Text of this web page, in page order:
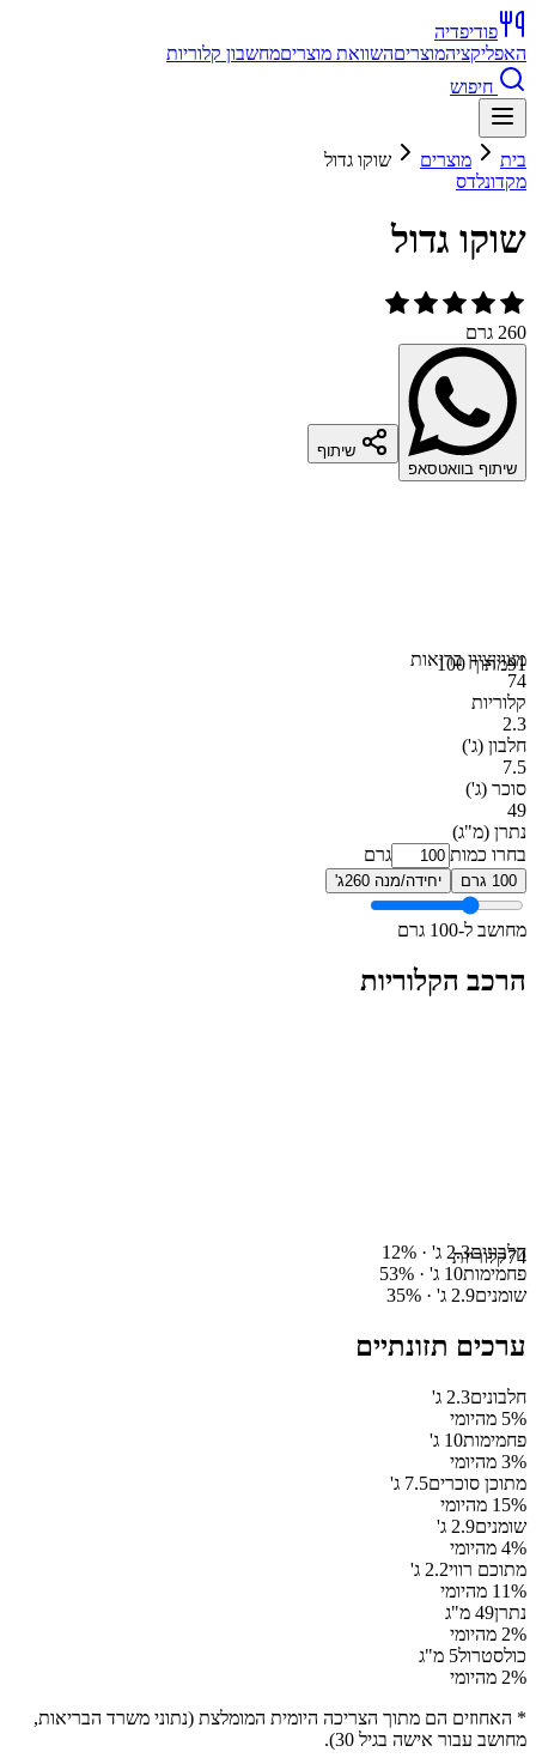
פודיפדיה
האפליקציהמוצריםהשוואת מוצריםמחשבון קלוריות
חיפוש
בית מוצרים
שוקו גדול
מקדונלדס
שוקו גדול
260 גרם
שיתוף בוואטסאפ
שיתוף
91מתוך 100מצויןציון בריאות
74
קלוריות
2.3
חלבון (ג')
7.5
סוכר (ג')
49
נתרן (מ"ג)
בחרו כמות
גרם
100 גרם יחידה/מנה 260ג'
מחושב ל-100 גרם
הרכב הקלוריות
74קלוריות
חלבונים2.3 ג' · 12%
פחמימות10 ג' · 53%
שומנים2.9 ג' · 35%
ערכים תזונתיים
חלבונים2.3 ג'
5% מהיומי
פחמימות10 ג'
3% מהיומי
מתוכן סוכרים7.5 ג'
15% מהיומי
שומנים2.9 ג'
4% מהיומי
מתוכם רווי2.2 ג'
11% מהיומי
נתרן49 מ"ג
2% מהיומי
כולסטרול5 מ"ג
2% מהיומי
* האחוזים הם מתוך הצריכה היומית המומלצת (נתוני משרד הבריאות,
מחושב עבור אישה בגיל 30).